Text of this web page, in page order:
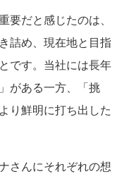
要だと感じたのは、
詰め、現在地と目指
です。当社には長年
がある一方、「挑
り鮮明に打ち出した
さんにそれぞれの想